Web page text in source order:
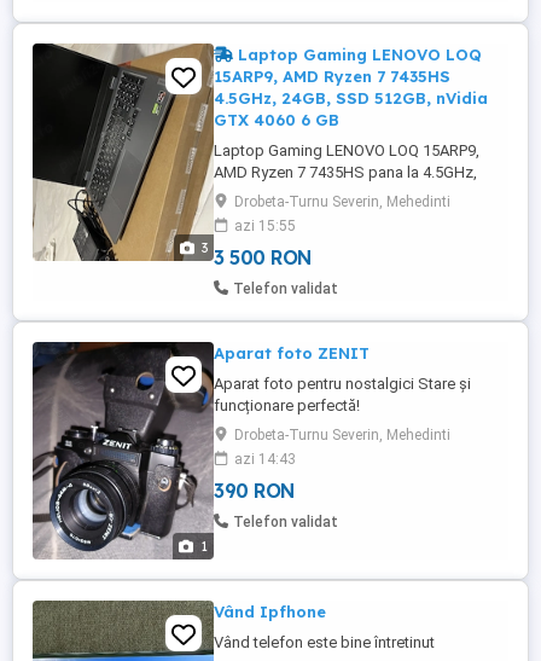
3
Laptop Gaming LENOVO LOQ
15ARP9, AMD Ryzen 7 7435HS
4.5GHz, 24GB, SSD 512GB, nVidia
GTX 4060 6 GB
Laptop Gaming LENOVO LOQ 15ARP9,
AMD Ryzen 7 7435HS pana la 4.5GHz,
15.6" FHD, 24GB, SSD 512GB, NVIDIA
GeForce RTX 4050 6GB Laptop-ul este in
stare perfecta, a fost folosit foarte putin
timp. Pret usor negociabil. Cutie originala,
incarcator. Mai multe detalii in privat.
Drobeta-Turnu Severin, Mehedinti
azi 15:55
3 500 RON
Telefon validat
1
Aparat foto ZENIT
Aparat foto pentru nostalgici Stare și
funcționare perfectă!
Drobeta-Turnu Severin, Mehedinti
azi 14:43
390 RON
Telefon validat
Vând Ipfhone
Vând telefon este bine întretinut